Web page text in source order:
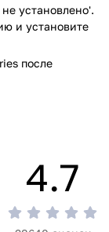
установлено'.
и установите
после
4.7